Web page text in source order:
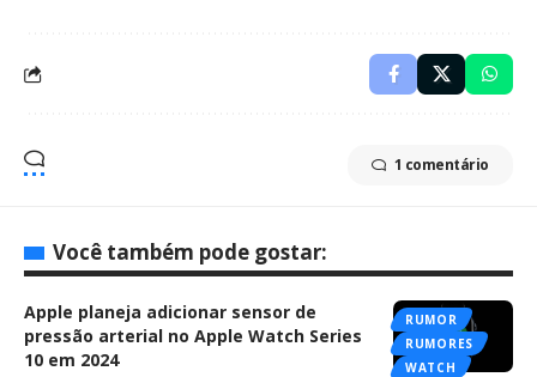
1 comentário
Você também pode gostar:
RUMOR
RUMORES
WATCH
Apple planeja adicionar sensor de
pressão arterial no Apple Watch Series
10 em 2024